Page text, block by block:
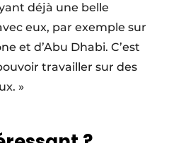
déjà une belle
eux, par exemple sur
et d’Abu Dhabi. C’est
travailler sur des
»